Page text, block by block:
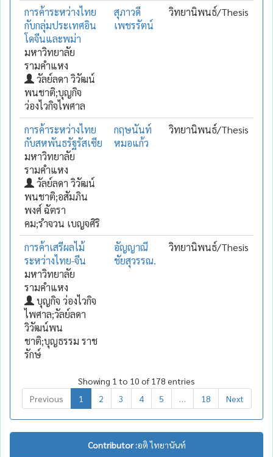
การค้าระหว่างไทย
กับกลุ่มประเทศอิน
โดจีนและพม่า
มหาวิทยาลัย
รามคำแหง
วัลย์ลดา วิวัฒน์
พนชาติ;บุญกิจ
ว่องไวกิจไพศาล
สุภาวดี
เพชรรัตน์
วิทยานิพนธ์/Thesis
การค้าระหว่างไทย
กับสหพันธรัฐรัสเซีย
มหาวิทยาลัย
รามคำแหง
วัลย์ลดา วิวัฒน์
พนชาติ;อสัมภิน
พงศ์ ฉัตรา
คม;รำจวน เบญจศิริ
กฤษนันท์
หมอแก้ว
วิทยานิพนธ์/Thesis
การค้าเสรีผลไม้
ระหว่างไทย-จีน
มหาวิทยาลัย
รามคำแหง
บุญกิจ ว่องไวกิจ
ไพศาล;วัลย์ลดา
วิวัฒน์พน
ชาติ;บุญธรรม ราช
รักษ์
อัญญาณี
ชัยสุวรรณ.
วิทยานิพนธ์/Thesis
Showing 1 to 10 of 178 entries
Previous
1 2 3 4 5 18 Next
Contributor :อติ ไทยานันท์